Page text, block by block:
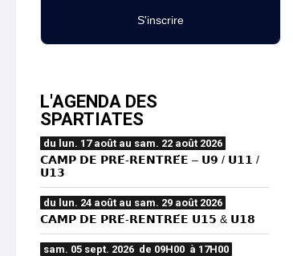
S'inscrire
L'AGENDA DES
SPARTIATES
du lun. 17 août au sam. 22 août 2026
𝗖𝗔𝗠𝗣 𝗗𝗘 𝗣𝗥𝗘́-𝗥𝗘𝗡𝗧𝗥𝗘́𝗘 – 𝗨𝟵 / 𝗨𝟭𝟭 /
𝗨𝟭𝟯
du lun. 24 août au sam. 29 août 2026
𝗖𝗔𝗠𝗣 𝗗𝗘 𝗣𝗥𝗘́-𝗥𝗘𝗡𝗧𝗥𝗘́𝗘 𝗨𝟭𝟱 & 𝗨𝟭𝟴
sam. 05 sept. 2026 de 09H00 à 17H00